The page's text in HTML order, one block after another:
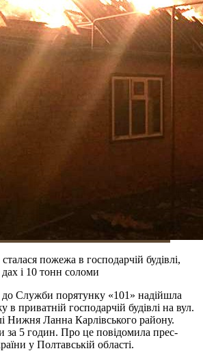
пожежа в господарчій будівлі,
дах і 10 тонн соломи
до Служби порятунку «101» надійшла
в приватній господарчій будівлі на вул.
Нижня Ланна Карлівського району.
за 5 годин. Про це повідомила прес-
у Полтавській області.